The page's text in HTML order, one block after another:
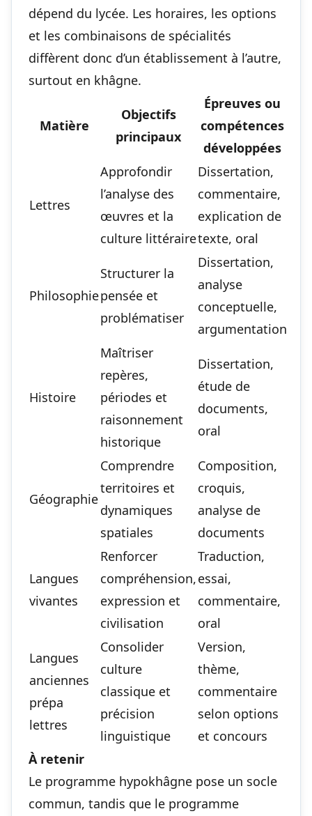
dépend du lycée. Les horaires, les options
et les combinaisons de spécialités
diffèrent donc d’un établissement à l’autre,
surtout en khâgne.
Matière
Objectifs
principaux
Épreuves ou
compétences
développées
Lettres
Approfondir
l’analyse des
œuvres et la
culture littéraire
Dissertation,
commentaire,
explication de
texte, oral
Philosophie
Structurer la
pensée et
problématiser
Dissertation,
analyse
conceptuelle,
argumentation
Histoire
Maîtriser
repères,
périodes et
raisonnement
historique
Dissertation,
étude de
documents,
oral
Géographie
Comprendre
territoires et
dynamiques
spatiales
Composition,
croquis,
analyse de
documents
Langues
vivantes
Renforcer
compréhension,
expression et
civilisation
Traduction,
essai,
commentaire,
oral
Langues
anciennes
prépa
lettres
Consolider
culture
classique et
précision
linguistique
Version,
thème,
commentaire
selon options
et concours
À retenir
Le programme hypokhâgne pose un socle
commun, tandis que le programme